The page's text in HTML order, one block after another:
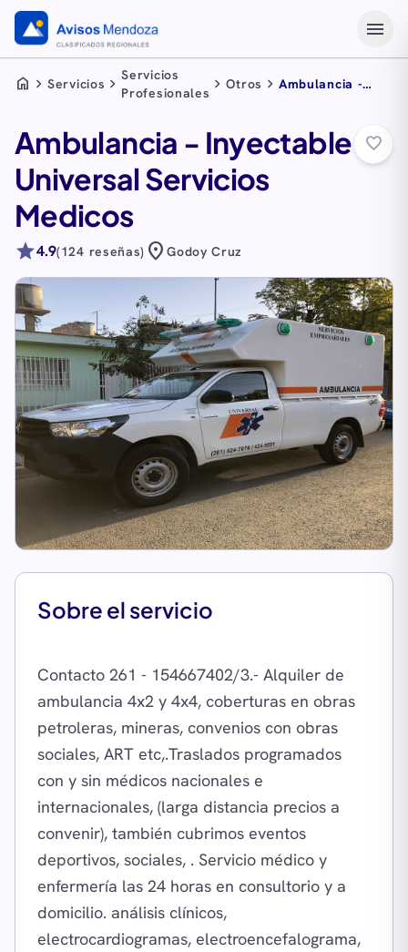
menu
home chevron_right Servicios chevron_rightServicios
Profesionales chevron_rightOtros chevron_right Ambulancia -
Servicios Medicos
Ambulancia - Inyectable
Universal Servicios
Medicos
star4.9(124 reseñas) location_onGodoy Cruz
favorite_border
Sobre el servicio
Contacto 261 - 154667402/3.- Alquiler de
ambulancia 4x2 y 4x4, coberturas en obras
petroleras, mineras, convenios con obras
sociales, ART etc,.Traslados programados
con y sin médicos nacionales e
internacionales, (larga distancia precios a
convenir), también cubrimos eventos
deportivos, sociales, . Servicio médico y
enfermería las 24 horas en consultorio y a
domicilio. análisis clínicos,
electrocardiogramas, electroencefalograma,